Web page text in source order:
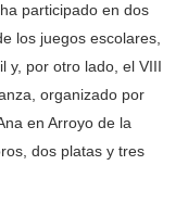
participado en dos
los juegos escolares,
y, por otro lado, el VIII
organizado por
en Arroyo de la
dos platas y tres